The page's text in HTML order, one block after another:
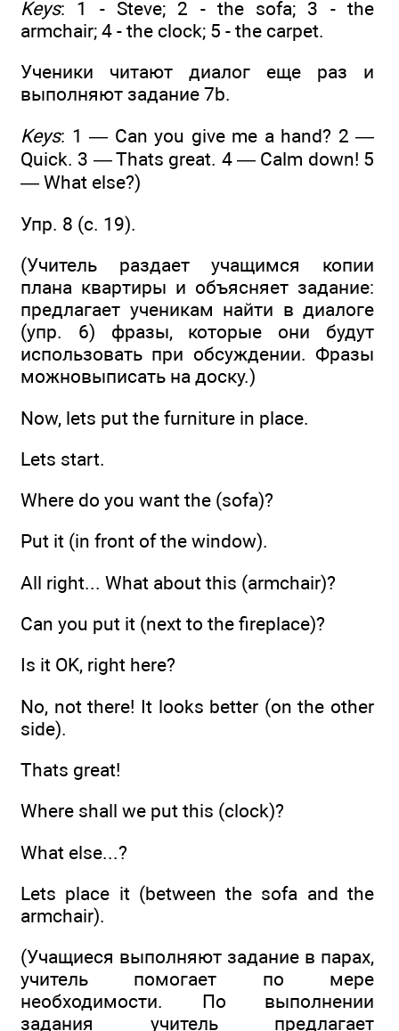
Keys: 1 - Steve; 2 - the sofa; 3 - the
armchair; 4 - the clock; 5 - the carpet.
Ученики читают диалог еще раз и
выполняют задание 7b.
Keys: 1 — Can you give me a hand? 2 —
Quick. 3 — Thats great. 4 — Calm down! 5
— What else?)
Упр. 8 (c. 19).
(Учитель раздает учащимся копии
плана квартиры и объясняет задание:
предлагает ученикам найти в диалоге
(упр. 6) фразы, которые они будут
использовать при обсуждении. Фразы
можновыписать на доску.)
Now, lets put the furniture in place.
Lets start.
Where do you want the (sofa)?
Put it (in front of the window).
All right... What about this (armchair)?
Can you put it (next to the fireplace)?
Is it OK, right here?
No, not there! It looks better (on the other
side).
Thats great!
Where shall we put this (clock)?
What else...?
Lets place it (between the sofa and the
armchair).
(Учащиеся выполняют задание в парах,
учитель помогает по мере
необходимости. По выполнении
задания учитель предлагает